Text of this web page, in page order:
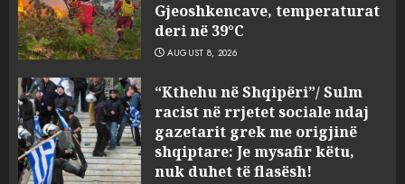
Gjeoshkencave, temperaturat
deri në 39°C
AUGUST 8, 2026
“Kthehu në Shqipëri”/ Sulm
racist në rrjetet sociale ndaj
gazetarit grek me origjinë
shqiptare: Je mysafir këtu,
nuk duhet të flasësh!